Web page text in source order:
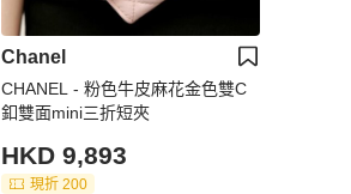
Chanel
CHANEL - 粉色牛皮麻花金色雙C
釦雙面mini三折短夾
HKD 9,893
現折 200